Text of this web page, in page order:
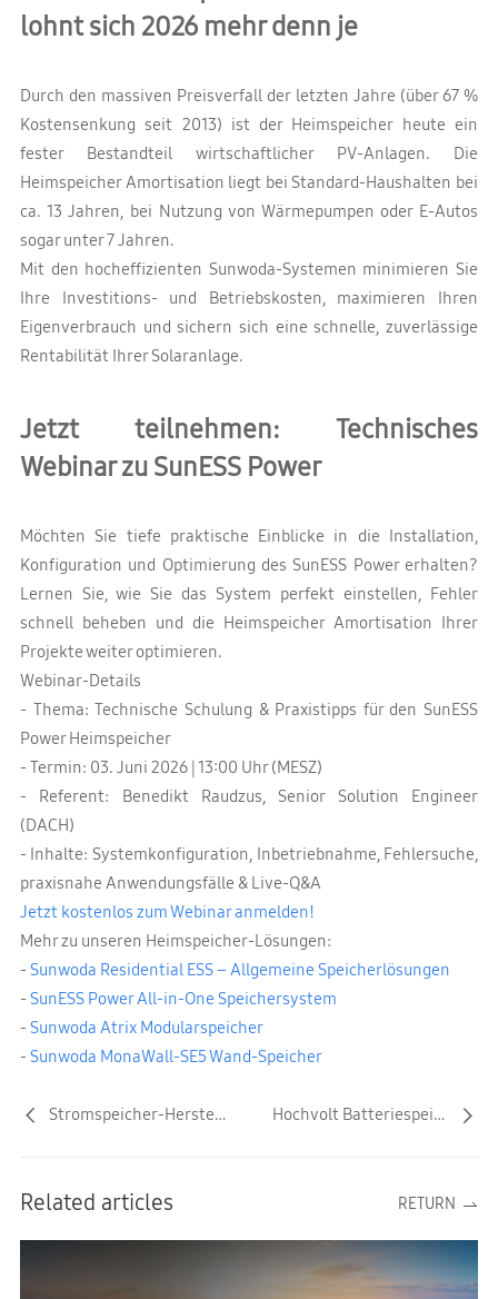
lohnt sich 2026 mehr denn je
Durch den massiven Preisverfall der letzten Jahre (über 67 %
Kostensenkung seit 2013) ist der Heimspeicher heute ein
fester Bestandteil wirtschaftlicher PV-Anlagen. Die
Heimspeicher Amortisation liegt bei Standard-Haushalten bei
ca. 13 Jahren, bei Nutzung von Wärmepumpen oder E-Autos
sogar unter 7 Jahren.
Mit den hocheffizienten Sunwoda-Systemen minimieren Sie
Ihre Investitions- und Betriebskosten, maximieren Ihren
Eigenverbrauch und sichern sich eine schnelle, zuverlässige
Rentabilität Ihrer Solaranlage.
Jetzt teilnehmen: Technisches
Webinar zu SunESS Power
Möchten Sie tiefe praktische Einblicke in die Installation,
Konfiguration und Optimierung des SunESS Power erhalten?
Lernen Sie, wie Sie das System perfekt einstellen, Fehler
schnell beheben und die Heimspeicher Amortisation Ihrer
Projekte weiter optimieren.
Webinar-Details
- Thema: Technische Schulung & Praxistipps für den SunESS
Power Heimspeicher
- Termin: 03. Juni 2026 | 13:00 Uhr (MESZ)
- Referent: Benedikt Raudzus, Senior Solution Engineer
(DACH)
- Inhalte: Systemkonfiguration, Inbetriebnahme, Fehlersuche,
praxisnahe Anwendungsfälle & Live-Q&A
Jetzt kostenlos zum Webinar anmelden!
Mehr zu unseren Heimspeicher-Lösungen:
- Sunwoda Residential ESS – Allgemeine Speicherlösungen
- SunESS Power All-in-One Speichersystem
- Sunwoda Atrix Modularspeicher
- Sunwoda MonaWall-SE5 Wand-Speicher
Stromspeicher-Hersteller 2026: Top 9 im Vergleich Hochvolt Batteriespeicher: Vorteile & Kauftipps 2026
Related articles RETURN